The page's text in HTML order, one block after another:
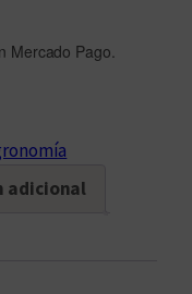
Mercado Pago.
adicional